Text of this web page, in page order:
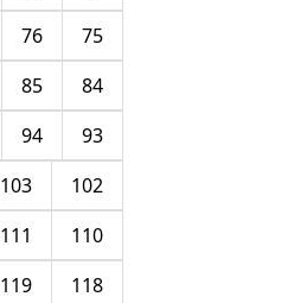
75
76
84
85
93
94
102
103
110
111
118
119